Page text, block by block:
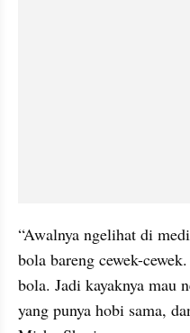
“Awalnya ngelihat di
bola bareng cewek-
bola. Jadi kayaknya mau
yang punya hobi sama,